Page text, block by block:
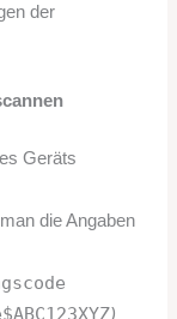
der
Geräts
die Angaben
)